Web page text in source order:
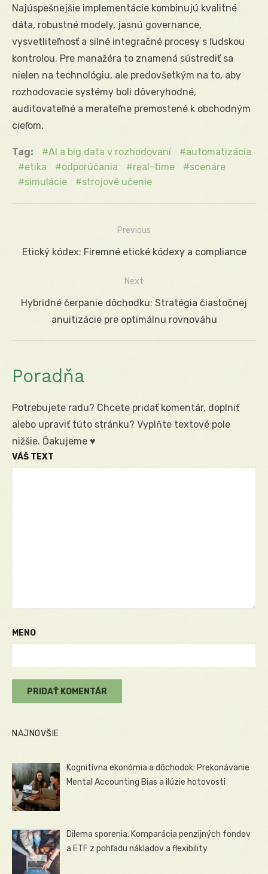
Najúspešnejšie implementácie kombinujú kvalitné
dáta, robustné modely, jasnú governance,
vysvetliteľnosť a silné integračné procesy s ľudskou
kontrolou. Pre manažéra to znamená sústrediť sa
nielen na technológiu, ale predovšetkým na to, aby
rozhodovacie systémy boli dôveryhodné,
auditovateľné a merateľne premostené k obchodným
cieľom.
Tag: AI a big data v rozhodovaní
automatizácia
etika
odporúčania real-time
scenáre
simulácie
strojové učenie
Navigácia
Previous
Previous
Etický kódex: Firemné etické kódexy a compliance
Next
Next
Hybridné čerpanie dôchodku: Stratégia čiastočnej
anuitizácie pre optimálnu rovnováhu
Poradňa
Potrebujete radu? Chcete pridať komentár, doplniť
alebo upraviť túto stránku? Vyplňte textové pole
nižšie. Ďakujeme ♥
VÁŠ TEXT
MENO
NAJNOVŠIE
Kognitívna ekonómia a dôchodok: Prekonávanie
Mental Accounting Bias a ilúzie hotovosti
Dilema sporenia: Komparácia penzijných fondov
a ETF z pohľadu nákladov a flexibility